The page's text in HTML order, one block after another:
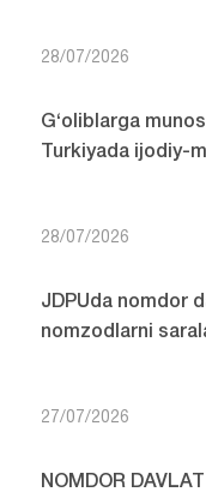
28/07/2026
G‘oliblarga
Turkiyada ijodiy-
28/07/2026
JDPUda nomdor
nomzodlarni
27/07/2026
NOMDOR